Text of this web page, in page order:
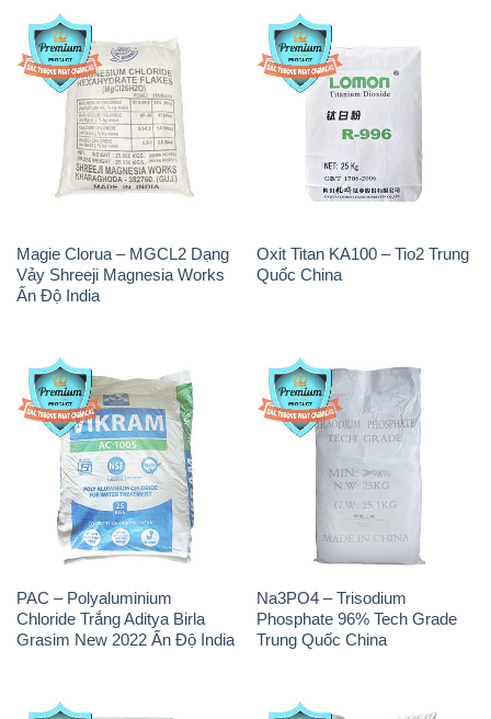
Magie Clorua – MGCL2 Dạng
Vảy Shreeji Magnesia Works
Ấn Độ India
Oxit Titan KA100 – Tio2 Trung
Quốc China
PAC – Polyaluminium
Chloride Trắng Aditya Birla
Grasim New 2022 Ấn Độ India
Na3PO4 – Trisodium
Phosphate 96% Tech Grade
Trung Quốc China